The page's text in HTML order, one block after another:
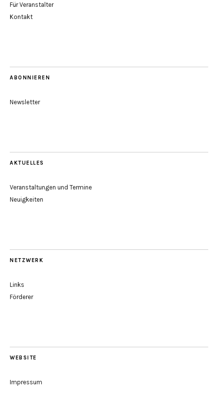
Für Veranstalter
Kontakt
ABONNIEREN
Newsletter
AKTUELLES
Veranstaltungen und Termine
Neuigkeiten
NETZWERK
Links
Förderer
WEBSITE
Impressum